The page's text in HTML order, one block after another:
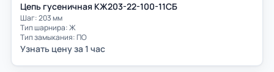
Цепь гусеничная КЖ203-22-100-11СБ
Шаг: 203 мм
Тип шарнира: Ж
Тип замыкания: ПО
Узнать цену за 1 час